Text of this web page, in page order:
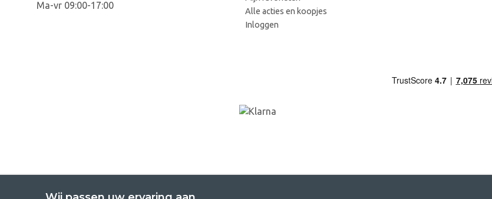
Ma-vr 09:00-17:00
Alle acties en koopjes
Inloggen